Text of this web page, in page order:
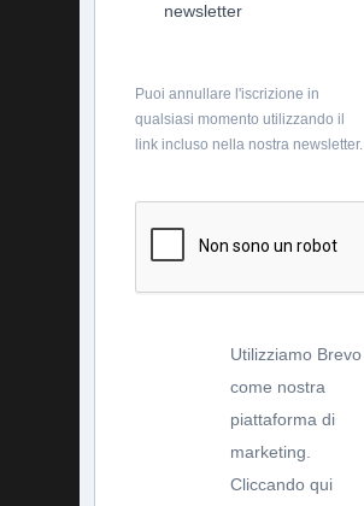
newsletter
Puoi annullare l'iscrizione in
qualsiasi momento utilizzando il
link incluso nella nostra newsletter.
Utilizziamo Brevo
come nostra
piattaforma di
marketing.
Cliccando qui